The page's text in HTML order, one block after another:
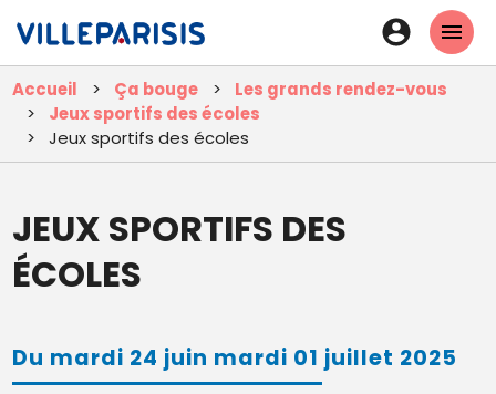
contenu
principal
En-
tête
-
Accueil Ça bouge
Les grands rendez-vous
Jeux sportifs des écoles
Jeux sportifs des écoles
JEUX SPORTIFS DES
ÉCOLES
Du mardi 24 juin mardi 01 juillet 2025